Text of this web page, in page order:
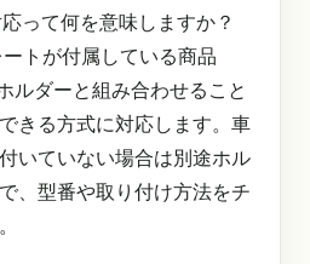
って何を意味しますか？
トが付属している商品
ルダーと組み合わせること
きる方式に対応します。車
いていない場合は別途ホル
、型番や取り付け方法をチ